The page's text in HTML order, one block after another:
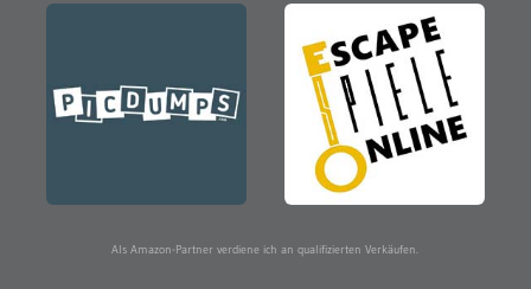
Als Amazon-Partner verdiene ich an qualifizierten Verkäufen.